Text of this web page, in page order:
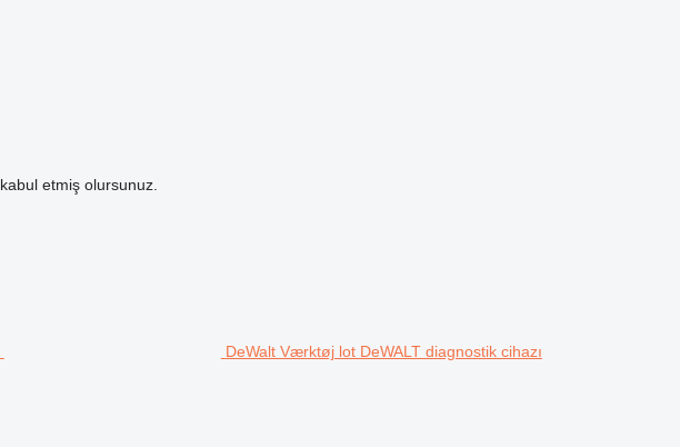
kabul etmiş olursunuz.
DeWalt Værktøj lot DeWALT diagnostik cihazı